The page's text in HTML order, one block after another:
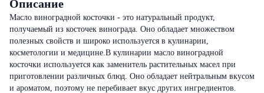
Описание
Масло виноградной косточки - это натуральный продукт,
получаемый из косточек винограда. Оно обладает множеством
полезных свойств и широко используется в кулинарии,
косметологии и медицине.В кулинарии масло виноградной
косточки используется как заменитель растительных масел при
приготовлении различных блюд. Оно обладает нейтральным вкусом
и ароматом, поэтому не перебивает вкус других ингредиентов.